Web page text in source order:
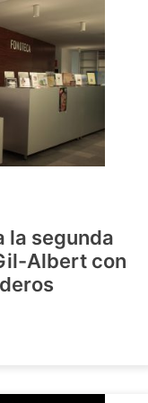
la segunda
Albert con